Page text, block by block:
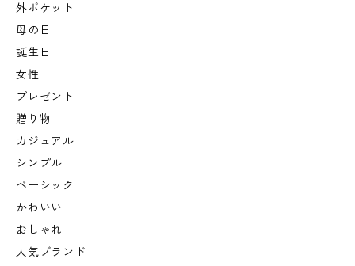
外ポケット
母の日
誕生日
女性
プレゼント
贈り物
カジュアル
シンプル
ベーシック
かわいい
おしゃれ
人気ブランド